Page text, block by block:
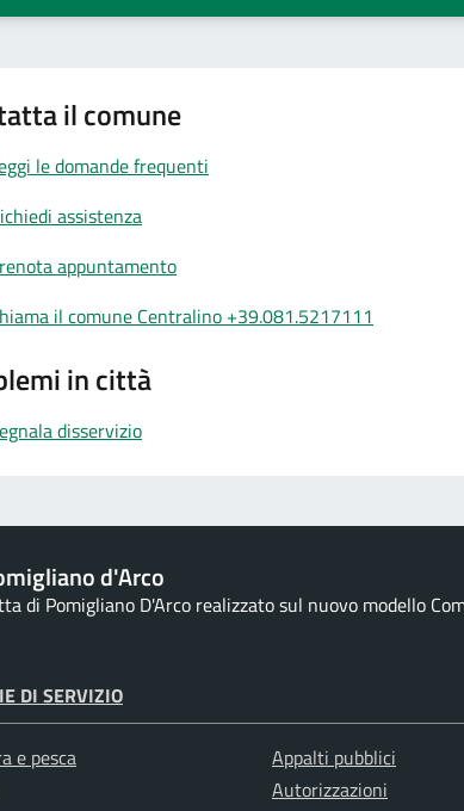
il comune
le domande frequenti
assistenza
appuntamento
il comune Centralino +39.081.5217111
in città
disservizio
d'Arco
di Pomigliano D'Arco realizzato sul nuovo modello
DI SERVIZIO
e pesca
Appalti pubblici
Autorizzazioni